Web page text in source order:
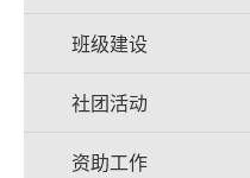
班级建设
社团活动
资助工作